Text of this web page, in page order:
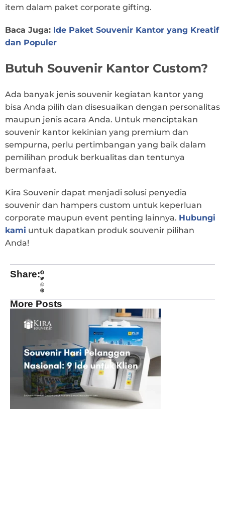
item dalam paket corporate gifting.
Baca Juga: Ide Paket Souvenir Kantor yang Kreatif
dan Populer
Butuh Souvenir Kantor Custom?
Ada banyak jenis souvenir kegiatan kantor yang
bisa Anda pilih dan disesuaikan dengan personalitas
maupun jenis acara Anda. Untuk menciptakan
souvenir kantor kekinian yang premium dan
sempurna, perlu pertimbangan yang baik dalam
pemilihan produk berkualitas dan tentunya
bermanfaat.
Kira Souvenir dapat menjadi solusi penyedia
souvenir dan hampers custom untuk keperluan
corporate maupun event penting lainnya. Hubungi
kami untuk dapatkan produk souvenir pilihan
Anda!
Share:
More Posts